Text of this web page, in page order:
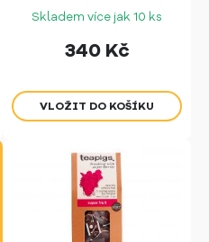
Skladem více jak 10 ks
340 Kč